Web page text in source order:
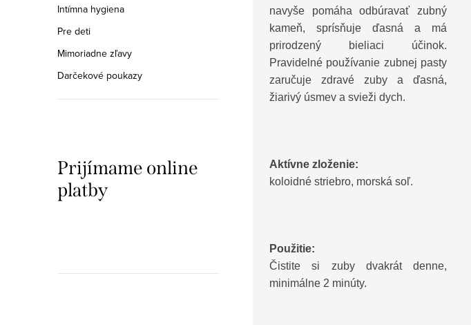
Intímna hygiena
Pre deti
Mimoriadne zľavy
Darčekové poukazy
Prijímame online
platby
navyše pomáha odbúravať zubný
kameň, sprísňuje ďasná a má
prirodzený bieliaci účinok.
Pravidelné používanie zubnej pasty
zaručuje zdravé zuby a ďasná,
žiarivý úsmev a svieži dych.
Aktívne zloženie:
koloidné striebro, morská soľ.
Použitie:
Čistite si zuby dvakrát denne,
minimálne 2 minúty.